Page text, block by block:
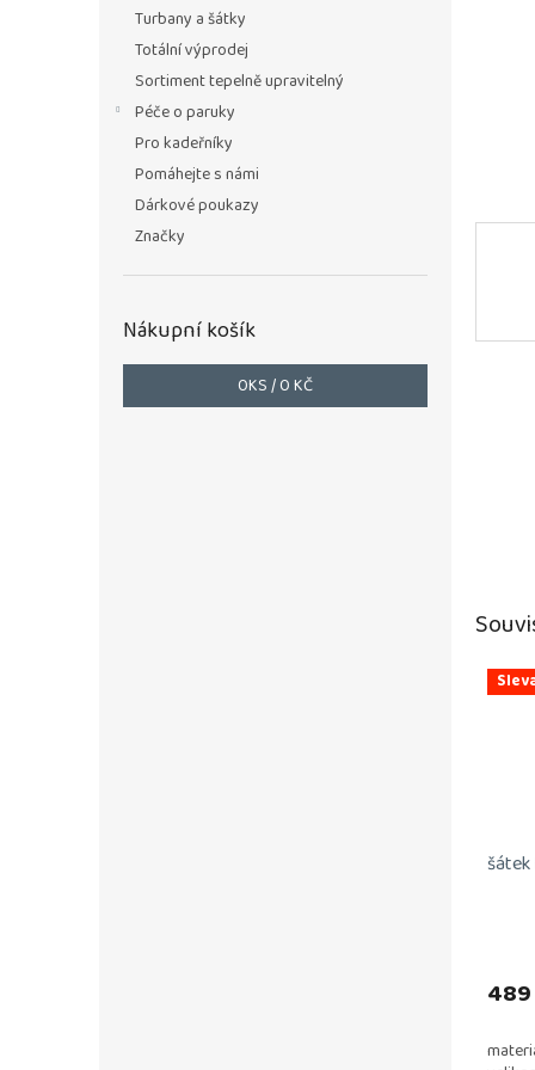
Turbany a šátky
Totální výprodej
Sortiment tepelně upravitelný
Péče o paruky
Pro kadeřníky
Pomáhejte s námi
Dárkové poukazy
Značky
Nákupní košík
0KS /0 KČ
z
489